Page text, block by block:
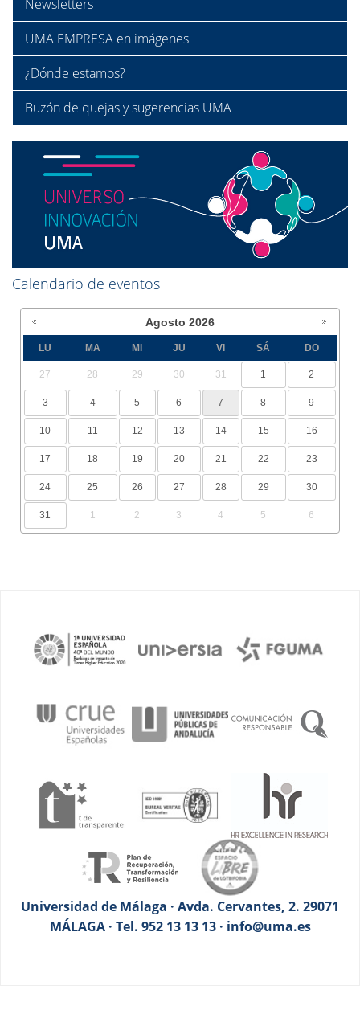
Newsletters
UMA EMPRESA en imágenes
¿Dónde estamos?
Buzón de quejas y sugerencias UMA
Calendario de eventos
Agosto 2026
LU MA MI JU VI SÁ DO
27 28 29 30 31 1 2
3 4 5 6 7 8 9
10 11 12 13 14 15 16
17 18 19 20 21 22 23
24 25 26 27 28 29 30
31 1 2 3 4 5 6
Universidad de Málaga · Avda. Cervantes, 2. 29071
MÁLAGA · Tel. 952 13 13 13 · info@uma.es